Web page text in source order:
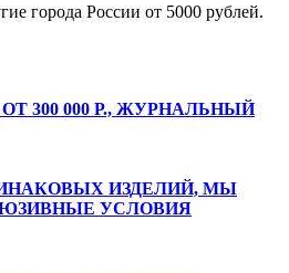
города России от 5000 рублей.
300 000 Р., ЖУРНАЛЬНЫЙ
ИЗДЕЛИЙ, МЫ
УСЛОВИЯ